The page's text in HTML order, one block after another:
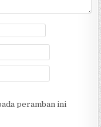
peramban ini